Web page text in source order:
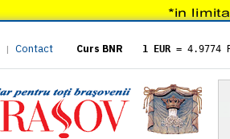
| Contact Curs BNR 1 EUR = 4.9774
= 5.8304
1 XAU= 464.4611
1 AED= 1.1933
1 AUD= 2.7957
1 BGN= 2.5449